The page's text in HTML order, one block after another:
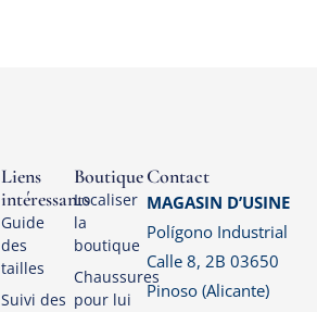
Boutique
Localiser
la
boutique
Chaussures
pour lui
Liens
intéressants
Guide
des
tailles
Suivi des
Contact
MAGASIN D’USINE
Polígono Industrial
Calle 8, 2B 03650
Pinoso (Alicante)